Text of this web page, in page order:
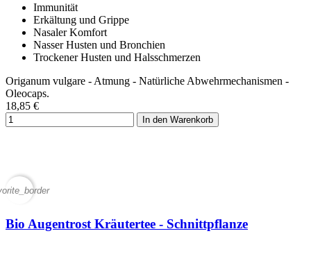
Immunität
Erkältung und Grippe
Nasaler Komfort
Nasser Husten und Bronchien
Trockener Husten und Halsschmerzen
Origanum vulgare - Atmung - Natürliche Abwehrmechanismen -
Oleocaps.
18,85 €
In den Warenkorb
Bio Augentrost Kräutertee - Schnittpflanze